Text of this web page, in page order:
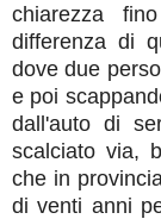
chiarezza
differenza di
dove due
e poi
dall'auto di
scalciato via,
che in
di venti anni